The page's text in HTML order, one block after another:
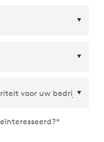
*